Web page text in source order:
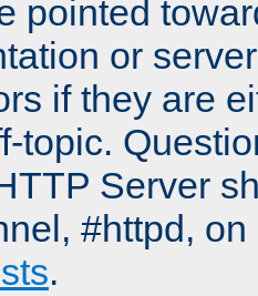
pointed
or
if they are
topic.
Server
#httpd,
.